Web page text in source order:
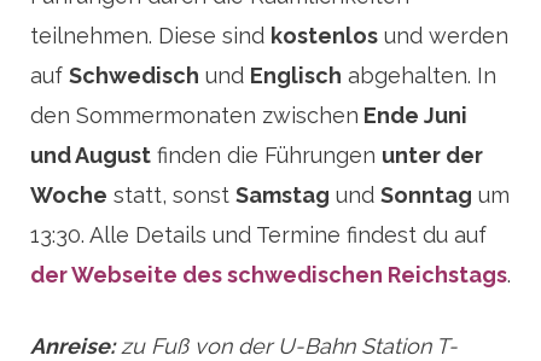
teilnehmen. Diese sind kostenlos und werden
auf Schwedisch und Englisch abgehalten. In
den Sommermonaten zwischen Ende Juni
und August finden die Führungen unter der
Woche statt, sonst Samstag und Sonntag um
13:30. Alle Details und Termine findest du auf
der Webseite des schwedischen Reichstags.
Anreise:zu Fuß von der U-Bahn Station T-